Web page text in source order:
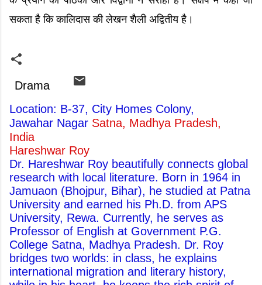
सकता है कि कालिदास की लेखन शैली अद्वितीय है।
Drama
Location: B-37, City Homes Colony,
Jawahar Nagar Satna, Madhya Pradesh,
India
Hareshwar Roy
Dr. Hareshwar Roy beautifully connects global
research with local literature. Born in 1964 in
Jamuaon (Bhojpur, Bihar), he studied at Patna
University and earned his Ph.D. from APS
University, Rewa. Currently, he serves as
Professor of English at Government P.G.
College Satna, Madhya Pradesh. Dr. Roy
bridges two worlds: in class, he explains
international migration and literary history,